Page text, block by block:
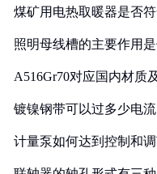
煤矿用电热取暖器是否
照明母线槽的主要作用
A516Gr70对应国内材质
镀镍钢带可以过多少电流
计量泵如何达到控制和